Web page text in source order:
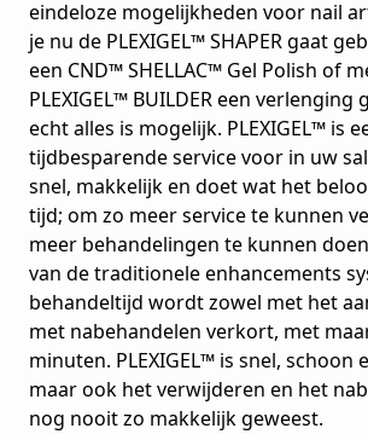
eindeloze mogelijkheden voor nail
je nu de PLEXIGEL™ SHAPER gaat
een CND™ SHELLAC™ Gel Polish of
PLEXIGEL™ BUILDER een verlenging
echt alles is mogelijk. PLEXIGEL™ is
tijdbesparende service voor in uw
snel, makkelijk en doet wat het
tijd; om zo meer service te kunnen
meer behandelingen te kunnen
van de traditionele enhancements
behandeltijd wordt zowel met het
met nabehandelen verkort, met
minuten. PLEXIGEL™ is snel, schoon
maar ook het verwijderen en het
nog nooit zo makkelijk geweest.